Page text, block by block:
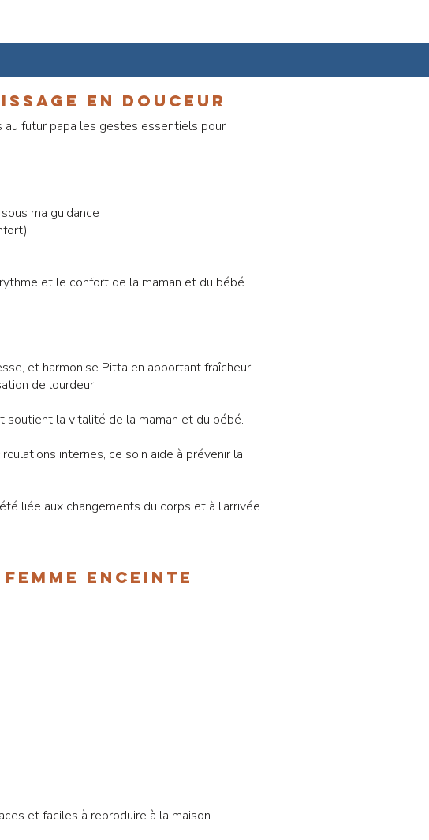
en douceur
au futur papa les gestes essentiels pour
ma guidance
et le confort de la maman et du bébé.
et harmonise Pitta en apportant fraîcheur
de lourdeur.
soutient la vitalité de la maman et du bébé.
internes, ce soin aide à prévenir la
liée aux changements du corps et à l’arrivée
enceinte
et faciles à reproduire à la maison.